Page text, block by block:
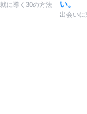
に導く30の方法
い。
出会い